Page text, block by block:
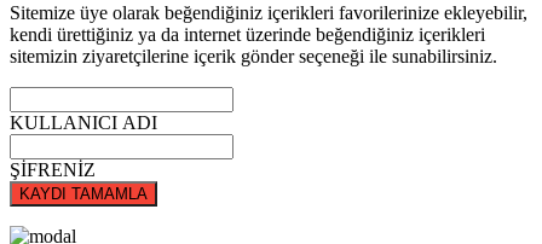
Sitemize üye olarak beğendiğiniz içerikleri favorilerinize ekleyebilir,
kendi ürettiğiniz ya da internet üzerinde beğendiğiniz içerikleri
sitemizin ziyaretçilerine içerik gönder seçeneği ile sunabilirsiniz.
KULLANICI ADI
ŞİFRENİZ
KAYDI TAMAMLA